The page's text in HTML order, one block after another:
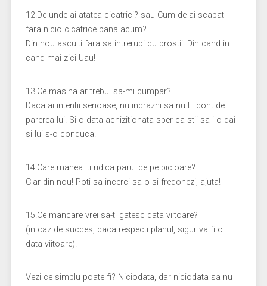
12.De unde ai atatea cicatrici? sau Cum de ai scapat
fara nicio cicatrice pana acum?
Din nou asculti fara sa intrerupi cu prostii. Din cand in
cand mai zici Uau!
13.Ce masina ar trebui sa-mi cumpar?
Daca ai intentii serioase, nu indrazni sa nu tii cont de
parerea lui. Si o data achizitionata sper ca stii sa i-o dai
si lui s-o conduca.
14.Care manea iti ridica parul de pe picioare?
Clar din nou! Poti sa incerci sa o si fredonezi, ajuta!
15.Ce mancare vrei sa-ti gatesc data viitoare?
(in caz de succes, daca respecti planul, sigur va fi o
data viitoare).
Vezi ce simplu poate fi? Niciodata, dar niciodata sa nu